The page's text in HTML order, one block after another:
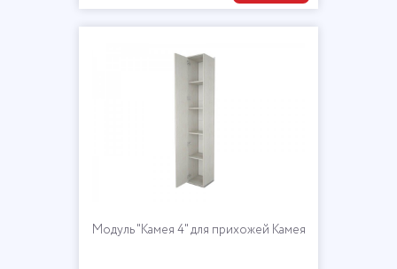
Модуль "Камея 4" для прихожей Камея